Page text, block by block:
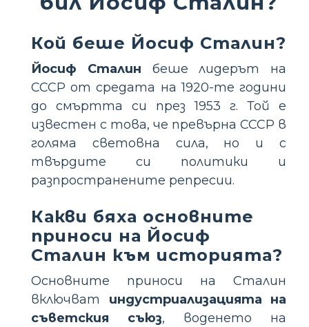
Кой беше Йосиф Сталин?
Йосиф Сталин беше лидерът на
СССР от средата на 1920-те години
до смъртта си през 1953 г. Той е
известен с това, че превърна СССР в
голяма световна сила, но и с
твърдите си политики и
разпространените репресии.
Какви бяха основните
приноси на Йосиф
Сталин към историята?
Основните приноси на Сталин
включват индустриализацията на
съветския съюз, воденето на